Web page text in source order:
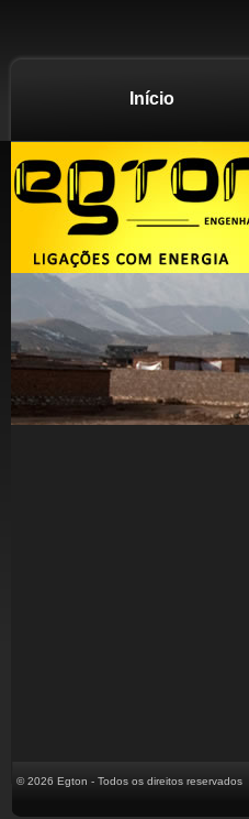
Início
© 2026 Egton - Todos os direitos reservados